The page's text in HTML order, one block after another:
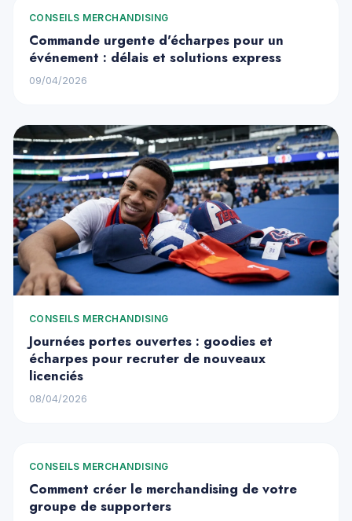
CONSEILS MERCHANDISING
Commande urgente d'écharpes pour un
événement : délais et solutions express
09/04/2026
CONSEILS MERCHANDISING
Journées portes ouvertes : goodies et
écharpes pour recruter de nouveaux
licenciés
08/04/2026
CONSEILS MERCHANDISING
Comment créer le merchandising de votre
groupe de supporters